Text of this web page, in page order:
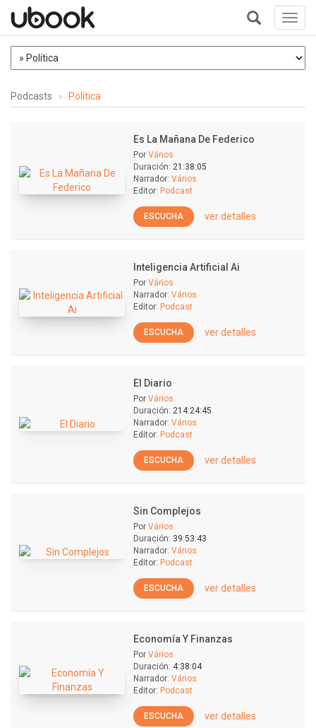
+
Podcasts Política
Es La Mañana De Federico
Por Vários
Duración: 21:38:05
Narrador: Vários
Editor: Podcast
ESCUCHA ver detalles
Inteligencia Artificial Ai
Por Vários
Narrador: Vários
Editor: Podcast
ESCUCHA ver detalles
El Diario
Por Vários
Duración: 214:24:45
Narrador: Vários
Editor: Podcast
ESCUCHA ver detalles
Sin Complejos
Por Vários
Duración: 39:53:43
Narrador: Vários
Editor: Podcast
ESCUCHA ver detalles
Economía Y Finanzas
Por Vários
Duración: 4:38:04
Narrador: Vários
Editor: Podcast
ESCUCHA ver detalles